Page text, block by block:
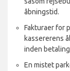
åbningstid.
Fakturaer for
kassererens
inden
En mistet